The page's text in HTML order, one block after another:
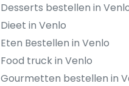
Desserts bestellen in
Dieet in Venlo
Eten Bestellen in Venlo
Food truck in Venlo
Gourmetten bestellen in